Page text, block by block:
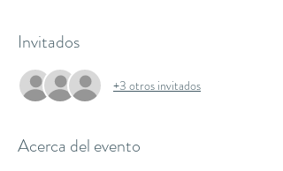
Invitados
+3 otros invitados
Acerca del evento